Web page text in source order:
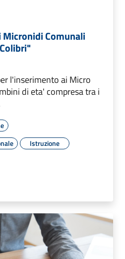
Comunali
l'inserimento ai Micro
di eta' compresa tra i
Istruzione